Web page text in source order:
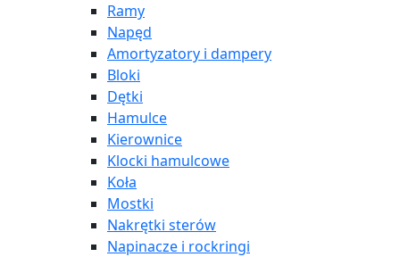
Ramy
Napęd
Amortyzatory i dampery
Bloki
Dętki
Hamulce
Kierownice
Klocki hamulcowe
Koła
Mostki
Nakrętki sterów
Napinacze i rockringi